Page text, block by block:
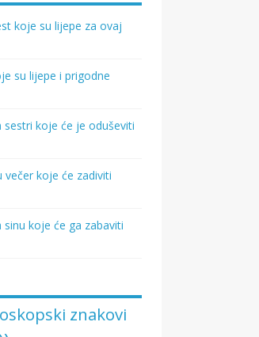
koje su lijepe za ovaj
su lijepe i prigodne
sestri koje će je oduševiti
večer koje će zadiviti
koje će ga zabaviti
znakovi